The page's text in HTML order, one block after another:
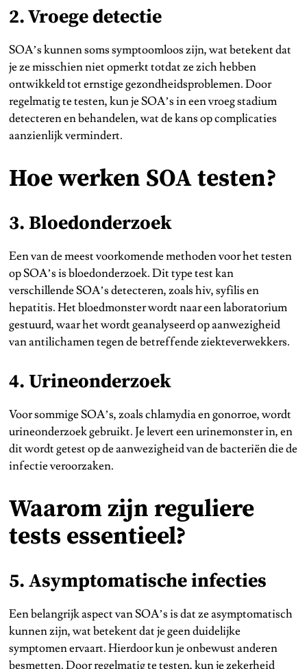
2. Vroege detectie
SOA’s kunnen soms symptoomloos zijn, wat betekent dat
je ze misschien niet opmerkt totdat ze zich hebben
ontwikkeld tot ernstige gezondheidsproblemen. Door
regelmatig te testen, kun je SOA’s in een vroeg stadium
detecteren en behandelen, wat de kans op complicaties
aanzienlijk vermindert.
Hoe werken SOA testen?
3. Bloedonderzoek
Een van de meest voorkomende methoden voor het testen
op SOA’s is bloedonderzoek. Dit type test kan
verschillende SOA’s detecteren, zoals hiv, syfilis en
hepatitis. Het bloedmonster wordt naar een laboratorium
gestuurd, waar het wordt geanalyseerd op aanwezigheid
van antilichamen tegen de betreffende ziekteverwekkers.
4. Urineonderzoek
Voor sommige SOA’s, zoals chlamydia en gonorroe, wordt
urineonderzoek gebruikt. Je levert een urinemonster in, en
dit wordt getest op de aanwezigheid van de bacteriën die de
infectie veroorzaken.
Waarom zijn reguliere
tests essentieel?
5. Asymptomatische infecties
Een belangrijk aspect van SOA’s is dat ze asymptomatisch
kunnen zijn, wat betekent dat je geen duidelijke
symptomen ervaart. Hierdoor kun je onbewust anderen
besmetten. Door regelmatig te testen, kun je zekerheid